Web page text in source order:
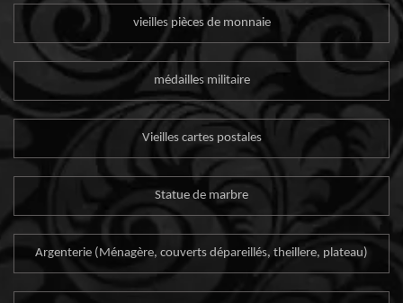
vieilles pièces de monnaie
médailles militaire
Vieilles cartes postales
Statue de marbre
Argenterie (Ménagère, couverts dépareillés, theillere, plateau)